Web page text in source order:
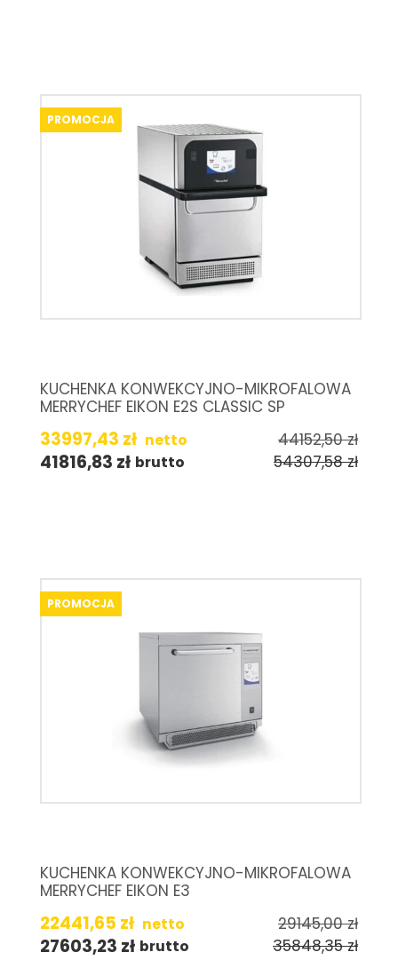
PROMOCJA
KUCHENKA KONWEKCYJNO-MIKROFALOWA
MERRYCHEF EIKON E2S CLASSIC SP
33997,43 zł netto 44152,50zł
41816,83 zł brutto 54307,58zł
PROMOCJA
KUCHENKA KONWEKCYJNO-MIKROFALOWA
MERRYCHEF EIKON E3
22441,65 zł netto 29145,00zł
27603,23 zł brutto 35848,35zł